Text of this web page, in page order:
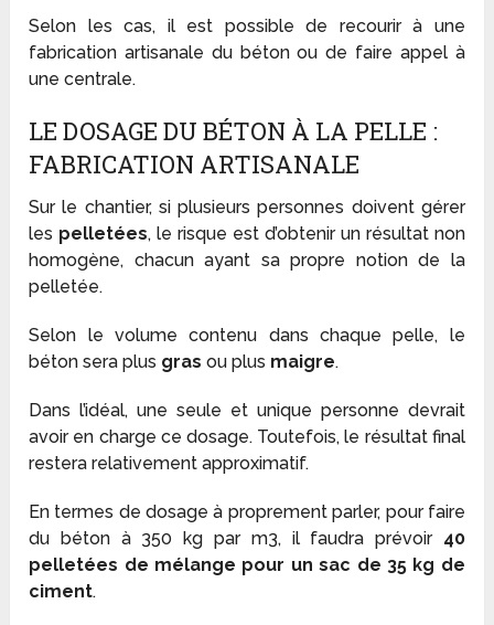
Selon les cas, il est possible de recourir à une
fabrication artisanale du béton ou de faire appel à
une centrale.
LE DOSAGE DU BÉTON À LA PELLE :
FABRICATION ARTISANALE
Sur le chantier, si plusieurs personnes doivent gérer
les pelletées, le risque est d’obtenir un résultat non
homogène, chacun ayant sa propre notion de la
pelletée.
Selon le volume contenu dans chaque pelle, le
béton sera plus grasou plus maigre.
Dans l’idéal, une seule et unique personne devrait
avoir en charge ce dosage. Toutefois, le résultat final
restera relativement approximatif.
En termes de dosage à proprement parler, pour faire
du béton à 350 kg par m3, il faudra prévoir 40
pelletées de mélange pour un sac de 35 kg de
ciment.